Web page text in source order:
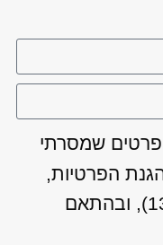
שמסרתי
הפרטיות,
התשמ"א–1981 (כולל תיקון 13), ובהתאם